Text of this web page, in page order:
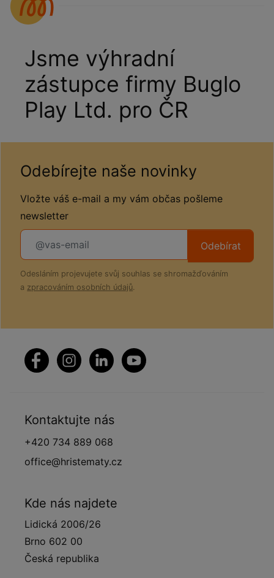
Jsme výhradní
zástupce firmy Buglo
Play Ltd. pro ČR
Odebírejte naše novinky
Vložte váš e-mail a my vám občas pošleme
newsletter
Odebírat
Odesláním projevujete svůj souhlas se shromažďováním
a zpracováním osobních údajů.
Kontaktujte nás
+420 734 889 068
office@hristematy.cz
Kde nás najdete
Lidická 2006/26
Brno 602 00
Česká republika